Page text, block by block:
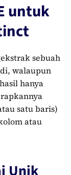
untuk
sebuah
walaupun
hanya
satu baris)
atau
Unik